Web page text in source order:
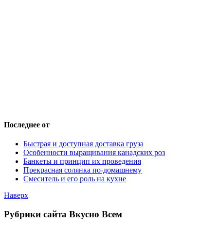
Последнее от
Быстрая и доступная доставка груза
Особенности выращивания канадских роз
Банкеты и принцип их проведения
Прекрасная солянка по-домашнему
Смеситель и его роль на кухне
Наверх
Рубрики сайта Вкусно Всем